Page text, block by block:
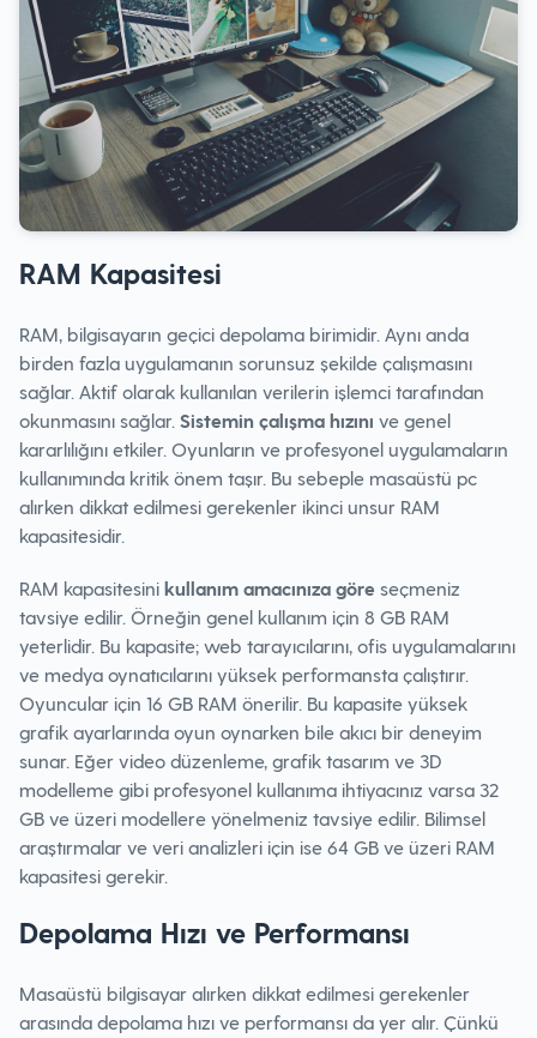
RAM Kapasitesi
RAM, bilgisayarın geçici depolama birimidir. Aynı anda
birden fazla uygulamanın sorunsuz şekilde çalışmasını
sağlar. Aktif olarak kullanılan verilerin işlemci tarafından
okunmasını sağlar. Sistemin çalışma hızını ve genel
kararlılığını etkiler. Oyunların ve profesyonel uygulamaların
kullanımında kritik önem taşır. Bu sebeple masaüstü pc
alırken dikkat edilmesi gerekenler ikinci unsur RAM
kapasitesidir.
RAM kapasitesini kullanım amacınıza göre seçmeniz
tavsiye edilir. Örneğin genel kullanım için 8 GB RAM
yeterlidir. Bu kapasite; web tarayıcılarını, ofis uygulamalarını
ve medya oynatıcılarını yüksek performansta çalıştırır.
Oyuncular için 16 GB RAM önerilir. Bu kapasite yüksek
grafik ayarlarında oyun oynarken bile akıcı bir deneyim
sunar. Eğer video düzenleme, grafik tasarım ve 3D
modelleme gibi profesyonel kullanıma ihtiyacınız varsa 32
GB ve üzeri modellere yönelmeniz tavsiye edilir. Bilimsel
araştırmalar ve veri analizleri için ise 64 GB ve üzeri RAM
kapasitesi gerekir.
Depolama Hızı ve Performansı
Masaüstü bilgisayar alırken dikkat edilmesi gerekenler
arasında depolama hızı ve performansı da yer alır. Çünkü